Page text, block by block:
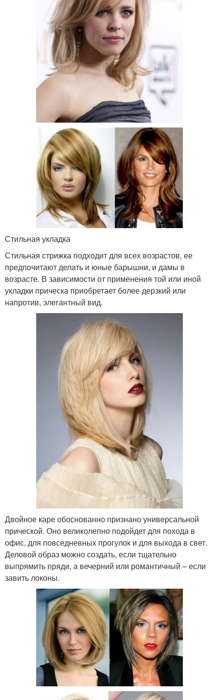
Стильная укладка
Стильная стрижка подходит для всех возрастов, ее
предпочитают делать и юные барышни, и дамы в
возрасте. В зависимости от применения той или иной
укладки прическа приобретает более дерзкий или
напротив, элегантный вид.
Двойное каре обоснованно признано универсальной
прической. Оно великолепно подойдет для похода в
офис, для повседневных прогулок и для выхода в свет.
Деловой образ можно создать, если тщательно
выпрямить пряди, а вечерний или романтичный – если
завить локоны.